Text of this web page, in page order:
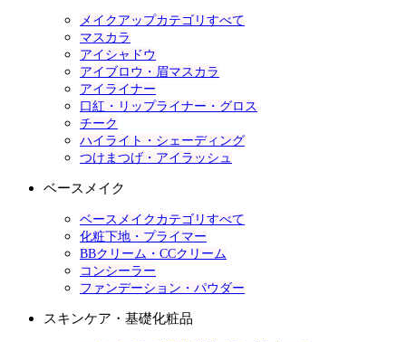
メイクアップカテゴリすべて
マスカラ
アイシャドウ
アイブロウ・眉マスカラ
アイライナー
口紅・リップライナー・グロス
チーク
ハイライト・シェーディング
つけまつげ・アイラッシュ
ベースメイク
ベースメイクカテゴリすべて
化粧下地・プライマー
BBクリーム・CCクリーム
コンシーラー
ファンデーション・パウダー
スキンケア・基礎化粧品